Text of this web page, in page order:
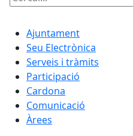
Cercar:
Ajuntament
Seu Electrònica
Serveis i tràmits
Participació
Cardona
Comunicació
Àrees